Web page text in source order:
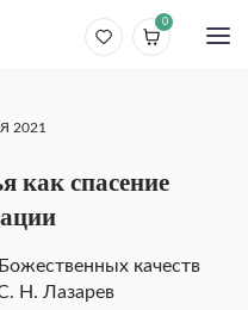
0
2021
как спасение
качеств
Н. Лазарев